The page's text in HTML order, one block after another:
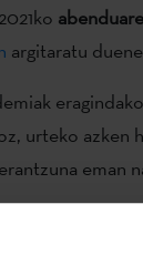
2021ko
argitaratu
urteko azken
eman
deialdi